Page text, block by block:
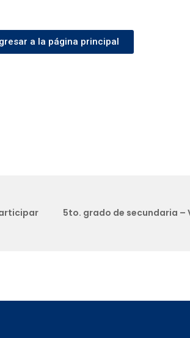
a la página principal
5to. grado de secundaria –